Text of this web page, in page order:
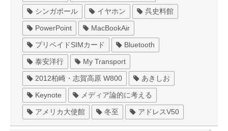
シンガポール イヤホン 呉史料館
PowerPoint MacBookAir
プリペイドSIMカード Bluetooth
泰安洋行 My Transport
2012柏崎・志賀高原 W800 あきしお
Keynote メディア論的に考える
アメリカ大使館 冬至 アドレスV50